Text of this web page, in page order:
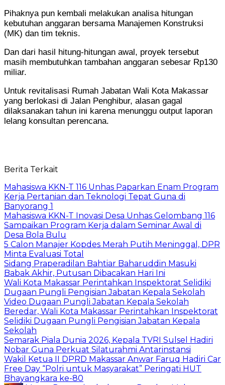
Pihaknya pun kembali melakukan analisa hitungan
kebutuhan anggaran bersama Manajemen Konstruksi
(MK) dan tim teknis.
Dan dari hasil hitung-hitungan awal, proyek tersebut
masih membutuhkan tambahan anggaran sebesar Rp130
miliar.
Untuk revitalisasi Rumah Jabatan Wali Kota Makassar
yang berlokasi di Jalan Penghibur, alasan gagal
dilaksanakan tahun ini karena menunggu output laporan
lelang konsultan perencana.
Berita Terkait
Mahasiswa KKN-T 116 Unhas Paparkan Enam Program
Kerja Pertanian dan Teknologi Tepat Guna di
Banyorang 1
Mahasiswa KKN-T Inovasi Desa Unhas Gelombang 116
Sampaikan Program Kerja dalam Seminar Awal di
Desa Bola Bulu
5 Calon Manajer Kopdes Merah Putih Meninggal, DPR
Minta Evaluasi Total
Sidang Praperadilan Bahtiar Baharuddin Masuki
Babak Akhir, Putusan Dibacakan Hari Ini
Wali Kota Makassar Perintahkan Inspektorat Selidiki
Dugaan Pungli Pengisian Jabatan Kepala Sekolah
Video Dugaan Pungli Jabatan Kepala Sekolah
Beredar, Wali Kota Makassar Perintahkan Inspektorat
Selidiki Dugaan Pungli Pengisian Jabatan Kepala
Sekolah
Semarak Piala Dunia 2026, Kepala TVRI Sulsel Hadiri
Nobar Guna Perkuat Silaturahmi Antarinstansi
Wakil Ketua II DPRD Makassar Anwar Faruq Hadiri Car
Free Day “Polri untuk Masyarakat” Peringati HUT
Bhayangkara ke-80